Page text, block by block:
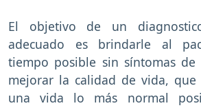
El objetivo de un
adecuado es brindarle al
tiempo posible sin síntomas
mejorar la calidad de vida,
una vida lo más normal